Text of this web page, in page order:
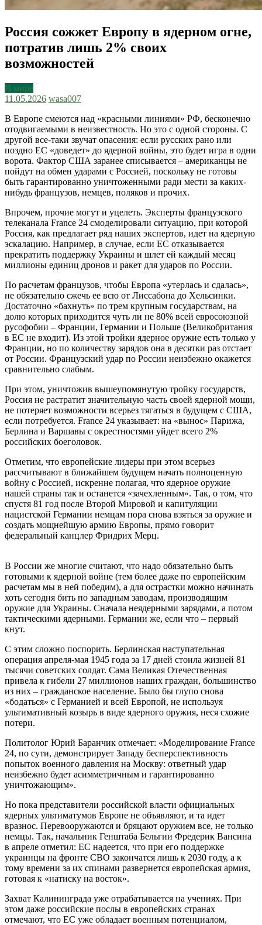
Россия сожжет Европу в ядерном огне,
потратив лишь 2% своих
возможностей
В мире
11.05.2026 wasa007
В Европе смеются над «красными линиями» РФ, бесконечно
отодвигаемыми в неизвестность. Но это с одной стороны. С
другой все-таки звучат опасения: если русских рано или
поздно ЕС «доведет» до ядерной войны, это будет игра в одни
ворота. Фактор США заранее списывается – американцы не
пойдут на обмен ударами с Россией, поскольку не готовы
быть гарантированно уничтоженными ради мести за каких-
нибудь французов, немцев, поляков и прочих.
Впрочем, прочие могут и уцелеть. Эксперты французского
телеканала France 24 смоделировали ситуацию, при которой
Россия, как предлагает ряд наших экспертов, идет на ядерную
эскалацию. Например, в случае, если ЕС отказывается
прекратить поддержку Украины и шлет ей каждый месяц
миллионы единиц дронов и ракет для ударов по России.
По расчетам французов, чтобы Европа «утерлась и сдалась»,
не обязательно сжечь ее всю от Лиссабона до Хельсинки.
Достаточно «бахнуть» по трем крупным государствам, на
долю которых приходится чуть ли не 80% всей евросоюзной
русофобии – Франции, Германии и Польше (Великобритания
в ЕС не входит). Из этой тройки ядерное оружие есть только у
Франции, но по количеству зарядов она в десятки раз отстает
от России. Французский удар по России неизбежно окажется
сравнительно слабым.
При этом, уничтожив вышеупомянутую тройку государств,
Россия не растратит значительную часть своей ядерной мощи,
не потеряет возможности всерьез тягаться в будущем с США,
если потребуется. France 24 указывает: на «вынос» Парижа,
Берлина и Варшавы с окрестностями уйдет всего 2%
российских боеголовок.
Отметим, что европейские лидеры при этом всерьез
рассчитывают в ближайшем будущем начать полноценную
войну с Россией, искренне полагая, что ядерное оружие
нашей страны так и останется «зачехленным». Так, о том, что
спустя 81 год после Второй Мировой и капитуляции
нацистской Германии немцам пора снова взяться за оружие и
создать мощнейшую армию Европы, прямо говорит
федеральный канцлер Фридрих Мерц.
В России же многие считают, что надо обязательно быть
готовыми к ядерной войне (тем более даже по европейским
расчетам мы в ней победим), а для острастки можно начинать
хоть сегодня бить по западным заводам, производящим
оружие для Украины. Сначала неядерными зарядами, а потом
тактическими ядерными. Германии же, если что – первый
кнут.
С этим сложно поспорить. Берлинская наступательная
операция апреля-мая 1945 года за 17 дней стоила жизней 81
тысячи советских солдат. Сама Великая Отечественная
привела к гибели 27 миллионов наших граждан, большинство
из них – гражданское население. Было бы глупо снова
«бодаться» с Германией и всей Европой, не используя
ультимативный козырь в виде ядерного оружия, неся схожие
потери.
Политолог Юрий Баранчик отмечает: «Моделирование France
24, по сути, демонстрирует Западу бесперспективность
попыток военного давления на Москву: ответный удар
неизбежно будет асимметричным и гарантированно
уничтожающим».
Но пока представители российской власти официальных
ядерных ультиматумов Европе не объявляют, и та идет
вразнос. Перевооружаются и бряцают оружием все, не только
немцы. Так, начальник Генштаба Бельгии Фредерик Вансина
в апреле отметил: ЕС надеется, что при его поддержке
украинцы на фронте СВО закончатся лишь к 2030 году, а к
тому времени за их спинами развернется европейская армия,
готовая к «натиску на восток».
Захват Калининграда уже отрабатывается на учениях. При
этом даже российские послы в европейских странах
отмечают, что ЕС уже обладает военным потенциалом,